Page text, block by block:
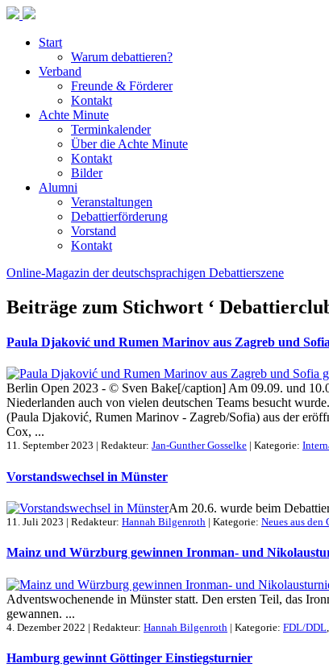
Start
Warum debattieren?
Verband
Freunde & Förderer
Kontakt
Achte Minute
Terminkalender
Über die Achte Minute
Kontakt
Bilder
Alumni
Veranstaltungen
Debattierförderung
Vorstand
Kontakt
Online-Magazin der deutschsprachigen Debattierszene
Beiträge zum Stichwort ‘
Paula Djaković und Rumen Marinov aus Zagreb und
Berlin Open 2023 - © Sven Bake[/caption] Am 09.09. und
Niederlanden auch von vielen deutschen Teams besucht
(Paula Djaković, Rumen Marinov - Zagreb/Sofia) aus der
Cox, ...
11. September 2023 | Redakteur: Jan-Gunther Gosselke | Kategorie:
Vorstandswechsel in Münster
Am 20.6. wurde beim
11. Juli 2023 | Redakteur: Hannah Bilgenroth | Kategorie: Neues aus den
Mainz und Würzburg gewinnen Ironman- und
Adventswochenende in Münster statt. Den ersten Teil, das
gewannen. ...
4. Dezember 2022 | Redakteur: Hannah Bilgenroth | Kategorie: FDL/DDL
Hamburg gewinnt Göttinger Einstiegsturnier